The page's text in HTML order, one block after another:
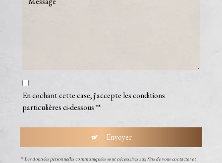
En cochant cette case, j'accepte les conditions
particulières ci-dessous **
Envoyer
** Les données personnelles communiquées sont nécessaires aux fins de vous contacter et